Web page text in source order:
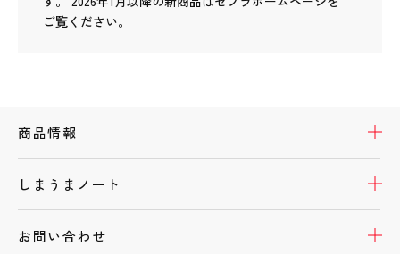
ご覧ください。
商品情報
しまうまノート
お問い合わせ